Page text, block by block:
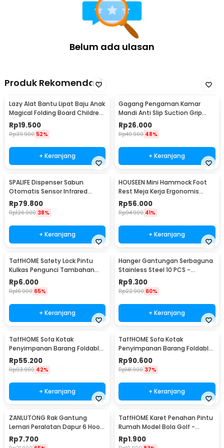
Belum ada ulasan
Produk Rekomendasi
Lazy Alat Bantu Lipat Baju Anak
Magical Folding Board Children
Cloth - 002
Rp19.500
Rp39.900 52%
+ Keranjang
Gagang Pengaman Kamar
Mandi Anti Slip Suction Grip
Handle Safety - SG-188
Rp26.000
Rp49.900 48%
+ Keranjang
SPALIFE Dispenser Sabun
Otomatis Sensor Infrared
Stainless Steel 250ml - AD-03
Rp79.800
Rp126.900 38%
+ Keranjang
HOUSEEN Mini Hammock Foot
Rest Meja Kerja Ergonomis
Sandaran Kaki
Rp56.000
Rp94.900 41%
+ Keranjang
TaffHOME Safety Lock Pintu
Kulkas Pengunci Tambahan
Tempel - S1843
Rp6.000
Rp16.900 65%
+ Keranjang
Hanger Gantungan Serbaguna
Stainless Steel 10 PCS -
M127105
Rp9.300
Rp22.900 60%
+ Keranjang
TaffHOME Sofa Kotak
Penyimpanan Barang Foldable
Storage Box 30x30x30cm - L170
Rp55.200
Rp93.900 42%
+ Keranjang
TaffHOME Sofa Kotak
Penyimpanan Barang Foldable
Storage Box 48x30x30cm - L170
Rp90.600
Rp141.900 37%
+ Keranjang
ZANLUTONG Rak Gantung
Lemari Peralatan Dapur 6 Hook
Besi - 2137
Rp7.700
TaffHOME Karet Penahan Pintu
Rumah Model Bola Golf -
HDS209
Rp1.900